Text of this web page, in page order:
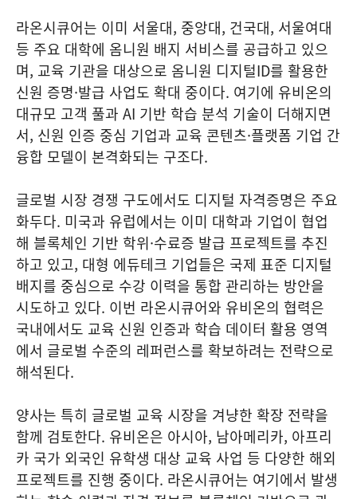
라온시큐어는 이미 서울대, 중앙대, 건국대, 서울여대
등 주요 대학에 옴니원 배지 서비스를 공급하고 있으
며, 교육 기관을 대상으로 옴니원 디지털ID를 활용한
신원 증명·발급 사업도 확대 중이다. 여기에 유비온의
대규모 고객 풀과 AI 기반 학습 분석 기술이 더해지면
서, 신원 인증 중심 기업과 교육 콘텐츠·플랫폼 기업 간
융합 모델이 본격화되는 구조다.
글로벌 시장 경쟁 구도에서도 디지털 자격증명은 주요
화두다. 미국과 유럽에서는 이미 대학과 기업이 협업
해 블록체인 기반 학위·수료증 발급 프로젝트를 추진
하고 있고, 대형 에듀테크 기업들은 국제 표준 디지털
배지를 중심으로 수강 이력을 통합 관리하는 방안을
시도하고 있다. 이번 라온시큐어와 유비온의 협력은
국내에서도 교육 신원 인증과 학습 데이터 활용 영역
에서 글로벌 수준의 레퍼런스를 확보하려는 전략으로
해석된다.
양사는 특히 글로벌 교육 시장을 겨냥한 확장 전략을
함께 검토한다. 유비온은 아시아, 남아메리카, 아프리
카 국가 외국인 유학생 대상 교육 사업 등 다양한 해외
프로젝트를 진행 중이다. 라온시큐어는 여기에서 발생